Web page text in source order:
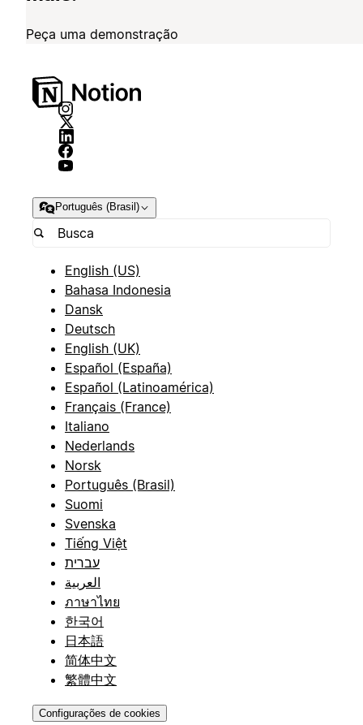
Peça uma demonstração
Português (Brasil)
English (US)
Bahasa Indonesia
Dansk
Deutsch
English (UK)
Español (España)
Español (Latinoamérica)
Français (France)
Italiano
Nederlands
Norsk
Português (Brasil)
Suomi
Svenska
Tiếng Việt
עברית
العربية
ภาษาไทย
한국어
日本語
简体中文
繁體中文
Configurações de cookies